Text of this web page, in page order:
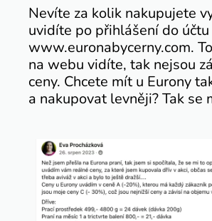
Nevíte za kolik nakupujete
uvidíte po přihlášení do účtu
www.euronabycerny.com.
na webu vidíte, tak nejsou
ceny. Chcete mít u Eurony
a nakupovat levněji? Tak se